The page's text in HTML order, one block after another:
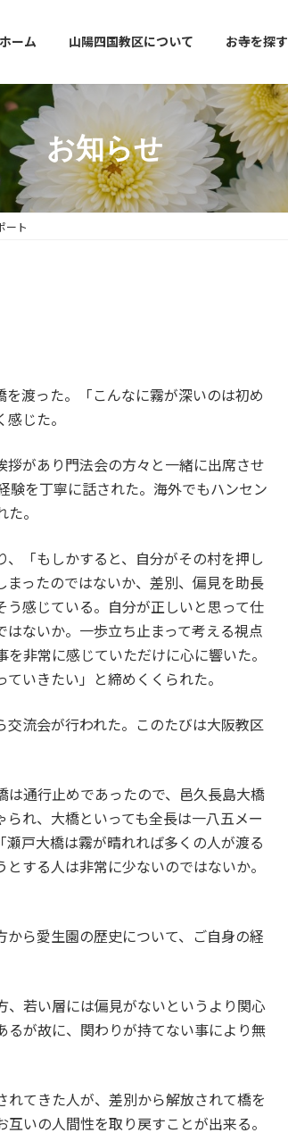
ホーム 山陽四国教区について お寺を探す
お知らせ
ート
渡った。「こんなに霧が深いのは初め
じた。
拶があり門法会の方々と一緒に出席させ
験を丁寧に話された。海外でもハンセン
。
「もしかすると、自分がその村を押し
ったのではないか、差別、偏見を助長
感じている。自分が正しいと思って仕
ないか。一歩立ち止まって考える視点
非常に感じていただけに心に響いた。
いきたい」と締めくくられた。
流会が行われた。このたびは大阪教区
は通行止めであったので、邑久長島大橋
れ、大橋といっても全長は一八五メー
戸大橋は霧が晴れれば多くの人が渡る
する人は非常に少ないのではないか。
ら愛生園の歴史について、ご自身の経
、若い層には偏見がないというより関心
るが故に、関わりが持てない事により無
れてきた人が、差別から解放されて橋を
いの人間性を取り戻すことが出来る。